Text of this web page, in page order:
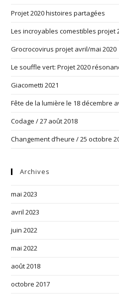
Projet 2020 histoires partagées
Les incroyables comestibles projet
Grocrocovirus projet avril/mai 2020
Le souffle vert: Projet 2020
Giacometti 2021
Fête de la lumière le 18 décembre
Codage / 27 août 2018
Changement d’heure / 25 octobre
Archives
mai 2023
avril 2023
juin 2022
mai 2022
août 2018
octobre 2017